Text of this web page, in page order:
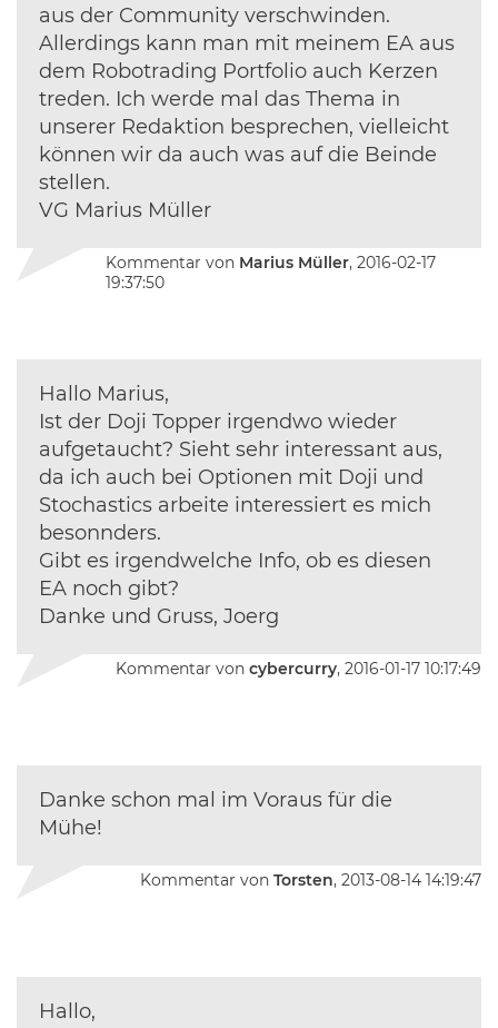
aus der Community verschwinden.
Allerdings kann man mit meinem EA aus
dem Robotrading Portfolio auch Kerzen
treden. Ich werde mal das Thema in
unserer Redaktion besprechen, vielleicht
können wir da auch was auf die Beinde
stellen.
VG Marius Müller
Kommentar von Marius Müller, 2016-02-17
19:37:50
Hallo Marius,
Ist der Doji Topper irgendwo wieder
aufgetaucht? Sieht sehr interessant aus,
da ich auch bei Optionen mit Doji und
Stochastics arbeite interessiert es mich
besonnders.
Gibt es irgendwelche Info, ob es diesen
EA noch gibt?
Danke und Gruss, Joerg
Kommentar von cybercurry, 2016-01-17 10:17:49
Danke schon mal im Voraus für die
Mühe!
Kommentar von Torsten, 2013-08-14 14:19:47
Hallo,